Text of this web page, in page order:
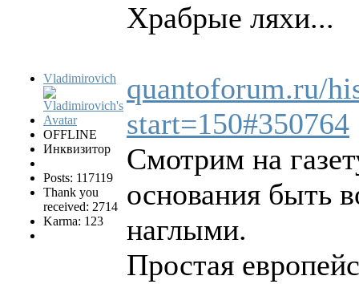
Vladimirovich
OFFLINE
Инквизитор
Posts: 117119
Thank you
received: 2714
Karma: 123
Храбрые ляхи...
quantoforum.ru/
start=150#350764
Смотрим на
основания быть
наглыми.
Простая